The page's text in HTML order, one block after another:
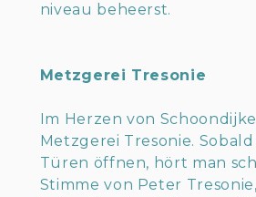
niveau beheerst.
Metzgerei Tresonie
Im Herzen von
Metzgerei Tresonie. Sobald
Türen öffnen, hört man
Stimme von Peter